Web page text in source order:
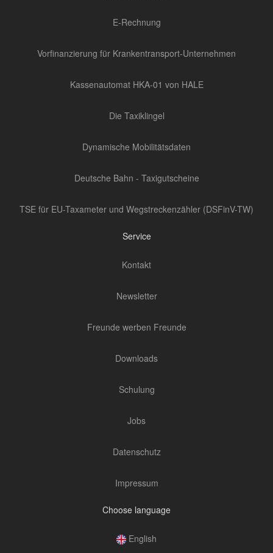
E-Rechnung
Vorfinanzierung für Krankentransport-Unternehmen
Kassenautomat HKA-01 von HALE
Die Taxiklingel
Dynamische Mobilitätsdaten
Deutsche Bahn - Taxigutscheine
TSE für EU-Taxameter und Wegstreckenzähler (DSFinV-TW)
Service
Kontakt
Newsletter
Freunde werben Freunde
Downloads
Schulung
Jobs
Datenschutz
Impressum
Choose language
English